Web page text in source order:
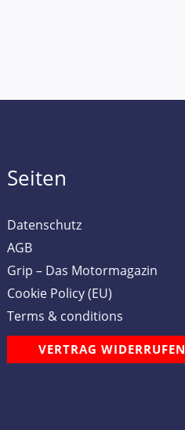
Seiten
Datenschutz
AGB
Grip – Das Motormagazin
Cookie Policy (EU)
Terms & conditions
VERTRAG WIDERRUFEN